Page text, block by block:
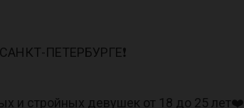
ПЕТЕРБУРГЕ❗️
и стройных девушек от 18 до 25 лет❤️